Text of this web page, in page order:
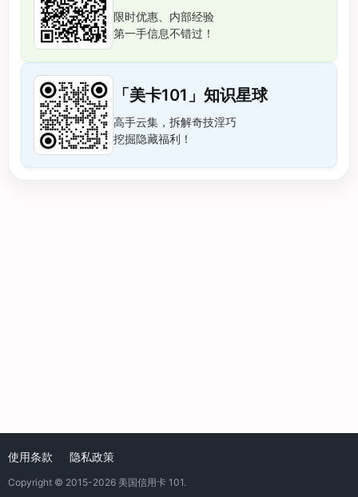
限时优惠、内部经验
第一手信息不错过！
「美卡101」知识星球
高手云集，拆解奇技淫巧
挖掘隐藏福利！
使用条款 隐私政策
Copyright © 2015-2026 美国信用卡 101.